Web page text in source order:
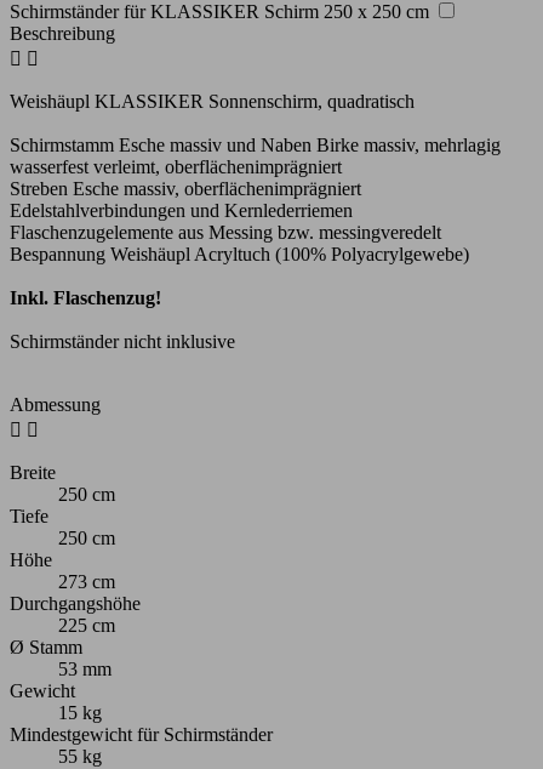
Schirmständer für KLASSIKER Schirm 250 x 250 cm
Beschreibung
 
Weishäupl KLASSIKER Sonnenschirm, quadratisch
Schirmstamm Esche massiv und Naben Birke massiv, mehrlagig
wasserfest verleimt, oberflächenimprägniert
Streben Esche massiv, oberflächenimprägniert
Edelstahlverbindungen und Kernlederriemen
Flaschenzugelemente aus Messing bzw. messingveredelt
Bespannung Weishäupl Acryltuch (100% Polyacrylgewebe)
Inkl. Flaschenzug!
Schirmständer nicht inklusive
Abmessung
 
Breite
250 cm
Tiefe
250 cm
Höhe
273 cm
Durchgangshöhe
225 cm
Ø Stamm
53 mm
Gewicht
15 kg
Mindestgewicht für Schirmständer
55 kg